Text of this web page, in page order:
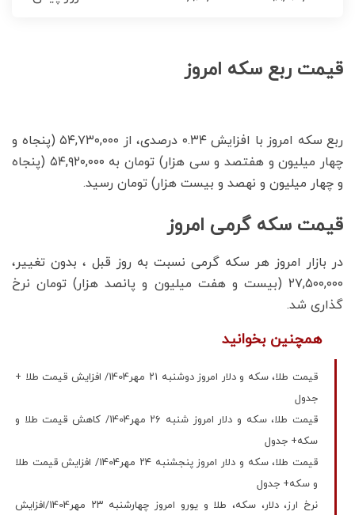
قیمت ربع سکه امروز
ربع سکه امروز با افزایش ۰.۳۴ درصدی، از ۵۴,۷۳۰,۰۰۰ (پنجاه و
چهار میلیون و هفتصد و سی هزار) تومان به ۵۴,۹۲۰,۰۰۰ (پنجاه
و چهار میلیون و نهصد و بیست هزار) تومان رسید.
قیمت سکه گرمی امروز
در بازار امروز هر سکه گرمی نسبت به روز قبل ، بدون تغییر،
۲۷,۵۰۰,۰۰۰ (بیست و هفت میلیون و پانصد هزار) تومان نرخ
گذاری شد.
همچنین بخوانید
قیمت طلا، سکه و دلار امروز دوشنبه ۲۱ مهر1404/ افزایش قیمت‌ طلا +
جدول
قیمت طلا، سکه و دلار امروز شنبه ۲۶ مهر1404/ کاهش قیمت طلا و
سکه+ جدول
قیمت طلا، سکه و دلار امروز پنجشنبه ۲۴ مهر1404/ افزایش قیمت‌ طلا
و سکه+ جدول
نرخ ارز، دلار، سکه، طلا و یورو امروز چهارشنبه ۲۳ مهر1404/افزایش